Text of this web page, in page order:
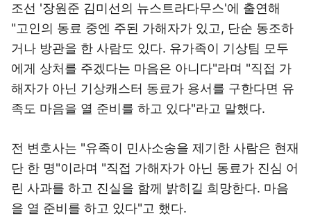
조선 '장원준 김미선의 뉴스트라다무스'에 출연해
"고인의 동료 중엔 주된 가해자가 있고, 단순 동조하
거나 방관을 한 사람도 있다. 유가족이 기상팀 모두
에게 상처를 주겠다는 마음은 아니다"라며 "직접 가
해자가 아닌 기상캐스터 동료가 용서를 구한다면 유
족도 마음을 열 준비를 하고 있다"라고 말했다.
전 변호사는 "유족이 민사소송을 제기한 사람은 현재
단 한 명"이라며 "직접 가해자가 아닌 동료가 진심 어
린 사과를 하고 진실을 함께 밝히길 희망한다. 마음
을 열 준비를 하고 있다"고 했다.